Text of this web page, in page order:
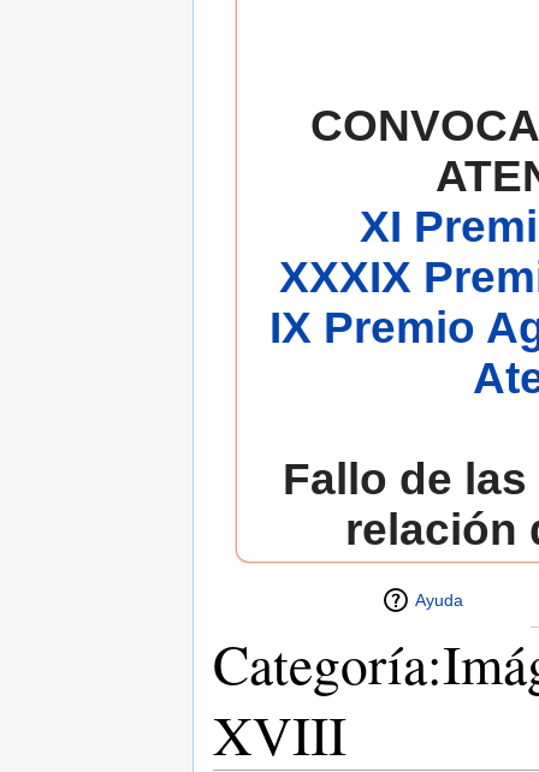
XI
XXXIX
IX Premio
Fallo de
relación
Ayuda
XVIII